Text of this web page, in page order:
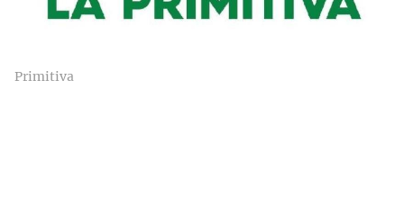
Primitiva